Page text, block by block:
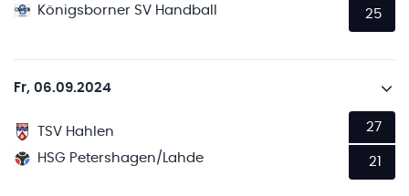
Königsborner SV Handball
25
Fr, 06.09.2024
TSV Hahlen
HSG Petershagen/Lahde
27
21